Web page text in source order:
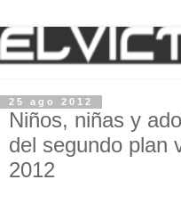
25 ago 2012
Niños, niñas y
del segundo plan
2012